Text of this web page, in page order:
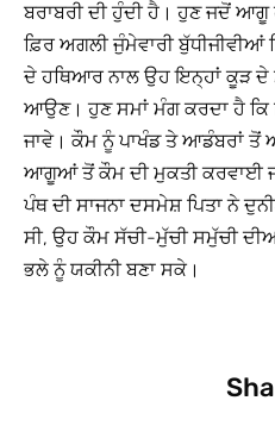
ਬਰਾਬਰੀ ਦੀ ਹੁੰਦੀ ਹੈ। ਹੁਣ ਜਦੋਂ
ਫ਼ਿਰ ਅਗਲੀ ਜੁੰਮੇਵਾਰੀ
ਦੇ ਹਥਿਆਰ ਨਾਲ ਉਹ ਇਨ੍ਹਾਂ ਕੂੜ
ਆਉਣ। ਹੁਣ ਸਮਾਂ ਮੰਗ ਕਰਦਾ ਹੈ ਕਿ
ਜਾਵੇ। ਕੌਮ ਨੂੰ ਪਾਖੰਡ ਤੇ ਆਡੰਬਰਾਂ ਤੋਂ
ਆਗੂਆਂ ਤੋਂ ਕੌਮ ਦੀ ਮੁਕਤੀ ਕਰਵਾਈ
ਪੰਥ ਦੀ ਸਾਜਨਾ ਦਸਮੇਸ਼ ਪਿਤਾ ਨੇ
ਸੀ, ਉਹ ਕੌਮ ਸੱਚੀ-ਮੁੱਚੀ ਸਮੁੱਚੀ
ਭਲੇ ਨੂੰ ਯਕੀਨੀ ਬਣਾ ਸਕੇ।